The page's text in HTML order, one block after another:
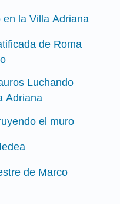
en la Villa Adriana
de Roma
Luchando
Adriana
el muro
de Marco